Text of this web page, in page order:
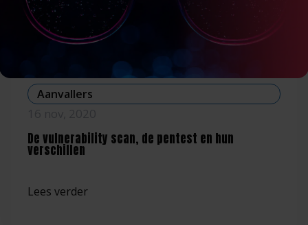
Aanvallers
De vulnerability scan, de pentest en hun
verschillen
Lees verder